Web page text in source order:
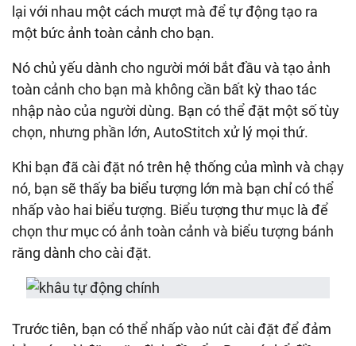
lại với nhau một cách mượt mà để tự động tạo ra
một bức ảnh toàn cảnh cho bạn.
Nó chủ yếu dành cho người mới bắt đầu và tạo ảnh
toàn cảnh cho bạn mà không cần bất kỳ thao tác
nhập nào của người dùng. Bạn có thể đặt một số tùy
chọn, nhưng phần lớn, AutoStitch xử lý mọi thứ.
Khi bạn đã cài đặt nó trên hệ thống của mình và chạy
nó, bạn sẽ thấy ba biểu tượng lớn mà bạn chỉ có thể
nhấp vào hai biểu tượng. Biểu tượng thư mục là để
chọn thư mục có ảnh toàn cảnh và biểu tượng bánh
răng dành cho cài đặt.
Trước tiên, bạn có thể nhấp vào nút cài đặt để đảm